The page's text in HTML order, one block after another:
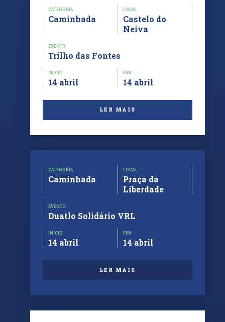
CATEGORIA
Caminhada
LOCAL
Castelo do
Neiva
EVENTO
Trilho das Fontes
INÍCIO
14 abril
FIM
14 abril
LER MAIS
CATEGORIA
Caminhada
LOCAL
Praça da
Liberdade
EVENTO
Duatlo Solidário VRL
INÍCIO
14 abril
FIM
14 abril
LER MAIS